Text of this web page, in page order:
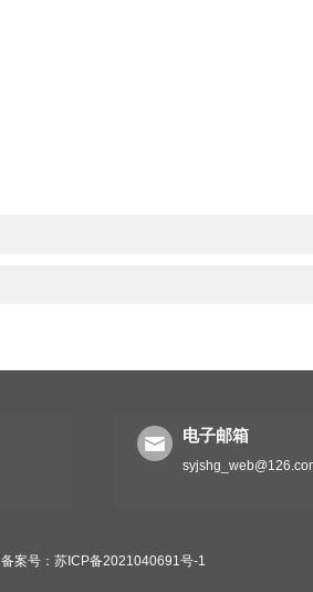
电子邮箱
备案号：苏ICP备2021040691号-1